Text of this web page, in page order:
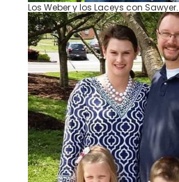
Los Weber y los Laceys con Sawyer.